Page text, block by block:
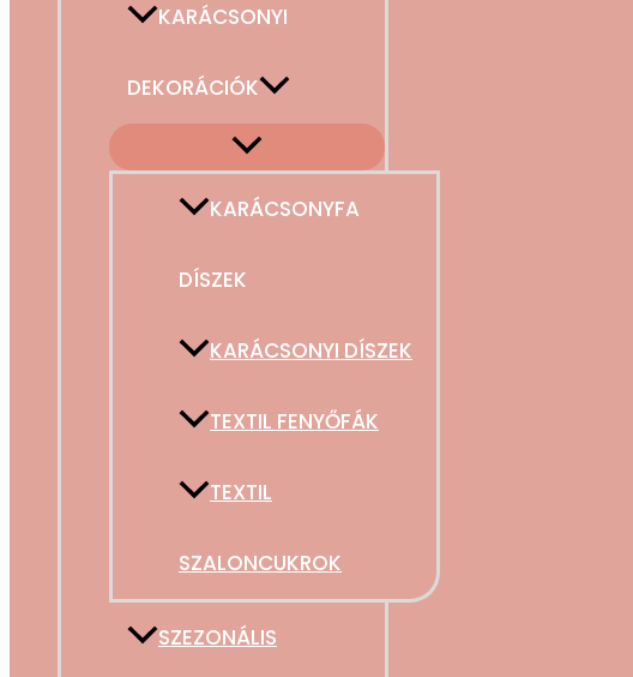
KARÁCSONYI
DEKORÁCIÓK
KARÁCSONYFA
DÍSZEK
KARÁCSONYI DÍSZEK
TEXTIL FENYŐFÁK
TEXTIL
SZALONCUKROK
SZEZONÁLIS